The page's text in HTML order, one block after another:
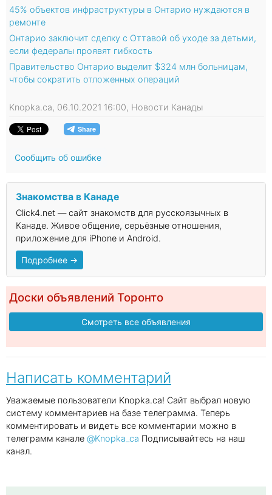
45% объектов инфраструктуры в Онтарио нуждаются в
ремонте
Онтарио заключит сделку с Оттавой об уходе за детьми,
если федералы проявят гибкость
Правительство Онтарио выделит $324 млн больницам,
чтобы сократить отложенных операций
Knopka.ca, 06.10.2021 16:00, Новости Канады
Сообщить об ошибке
Знакомства в Канаде
Click4.net — сайт знакомств для русскоязычных в
Канаде. Живое общение, серьёзные отношения,
приложение для iPhone и Android.
Подробнее →
Доски объявлений Торонто
Смотреть все объявления
Написать комментарий
Уважаемые пользователи Knopka.ca! Сайт выбрал новую
систему комментариев на базе телеграмма. Теперь
комментировать и видеть все комментарии можно в
телеграмм канале @Knopka_ca Подписывайтесь на наш
канал.